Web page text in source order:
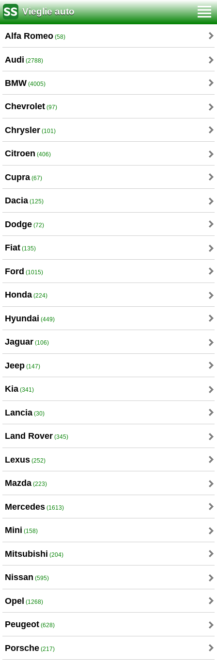
Vieglie auto
Alfa Romeo (58)
Audi (2788)
BMW (4005)
Chevrolet (97)
Chrysler (101)
Citroen (406)
Cupra (67)
Dacia (125)
Dodge (72)
Fiat (135)
Ford (1015)
Honda (224)
Hyundai (449)
Jaguar (106)
Jeep (147)
Kia (341)
Lancia (30)
Land Rover (345)
Lexus (252)
Mazda (223)
Mercedes (1613)
Mini (158)
Mitsubishi (204)
Nissan (595)
Opel (1268)
Peugeot (628)
Porsche (217)